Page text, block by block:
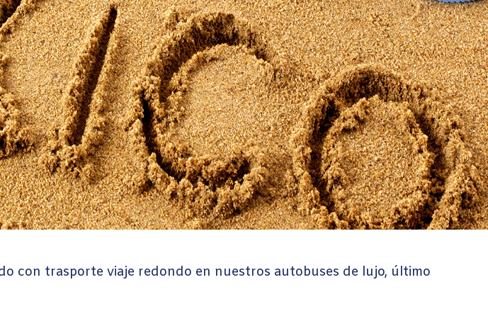
con trasporte viaje redondo en nuestros autobuses de lujo, último